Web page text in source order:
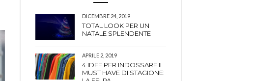
DICEMBRE 24, 2019
TOTAL LOOK PER UN
NATALE SPLENDENTE
APRILE 2, 2019
4 IDEE PER INDOSSARE IL
MUST HAVE DI STAGIONE: